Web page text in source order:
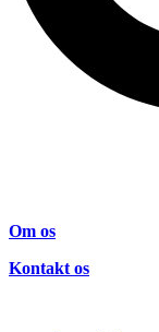
Om os
Kontakt os